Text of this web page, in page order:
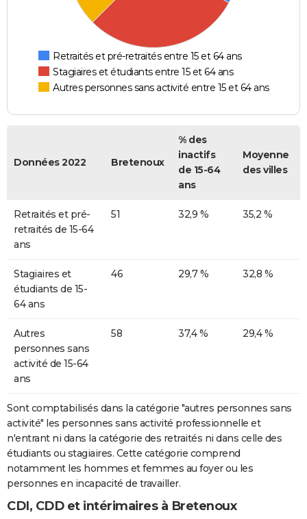
Retraités et pré-retraités entre 15 et 64 ans
Stagiaires et étudiants entre 15 et 64 ans
Autres personnes sans activité entre 15 et 64 ans
Données 2022 Bretenoux
% des
inactifs
de 15-64
ans
Moyenne
des villes
Retraités et pré-
retraités de 15-64
ans
51 32,9 % 35,2 %
Stagiaires et
étudiants de 15-
64 ans
46 29,7 % 32,8 %
Autres
personnes sans
activité de 15-64
ans
58 37,4 % 29,4 %
Sont comptabilisés dans la catégorie "autres personnes sans
activité" les personnes sans activité professionnelle et
n'entrant ni dans la catégorie des retraités ni dans celle des
étudiants ou stagiaires. Cette catégorie comprend
notamment les hommes et femmes au foyer ou les
personnes en incapacité de travailler.
CDI, CDD et intérimaires à Bretenoux